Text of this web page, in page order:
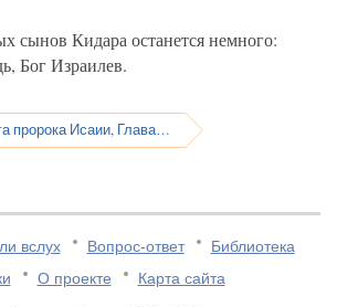
сынов Кидара останется немного:
Бог Израилев.
Книга пророка Исаии, Глава 22
вслух Вопрос-ответ
Библиотека
О проекте Карта сайта